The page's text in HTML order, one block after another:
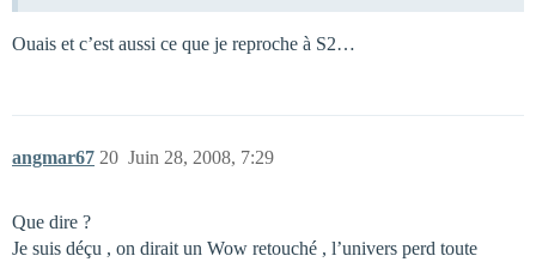
Ouais et c’est aussi ce que je reproche à S2…
angmar67 Juin 28, 2008, 7:29
20
Que dire ?
Je suis déçu , on dirait un Wow retouché , l’univers perd toute